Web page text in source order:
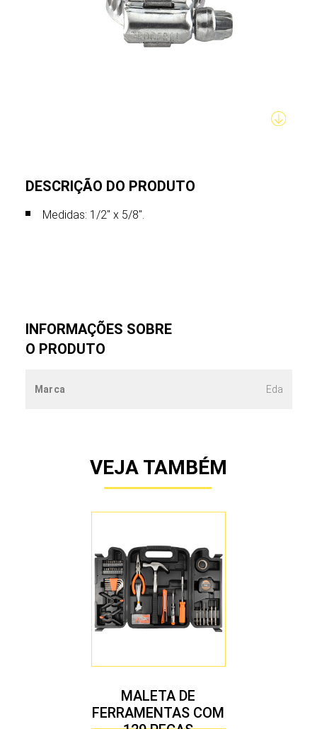
DESCRIÇÃO DO PRODUTO
Medidas: 1/2" x 5/8".
INFORMAÇÕES SOBRE
O PRODUTO
Marca Eda
VEJA TAMBÉM
MALETA DE
FERRAMENTAS COM